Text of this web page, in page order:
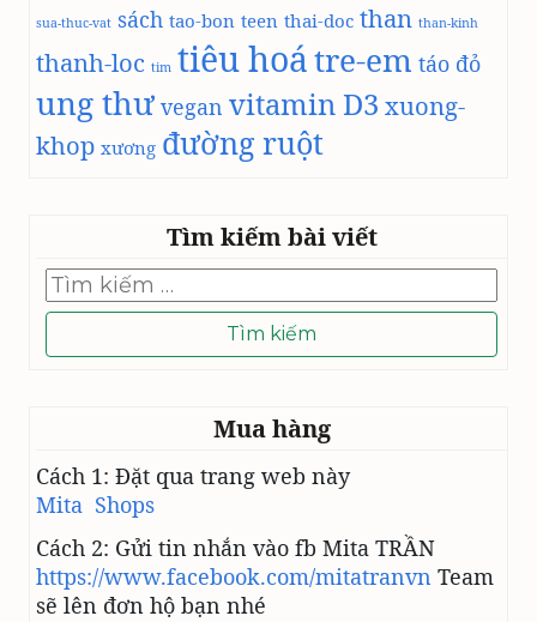
sua-thuc-vat sách tao-bon teen thai-doc than than-kinh
thanh-loc tim tiêu hoátre-em táo đỏ
ung thư vegan vitamin D3 xuong-
khop xương đường ruột
Tìm kiếm bài viết
Tìm
kiếm
cho:
Mua hàng
Cách 1: Đặt qua trang web này
Mita Shops
Cách 2: Gửi tin nhắn vào fb Mita TRẦN
https://www.facebook.com/mitatranvn Team
sẽ lên đơn hộ bạn nhé